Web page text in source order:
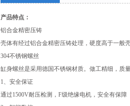
产品特点：
铝合金精密压铸
壳体有经过铝合金精密压铸处理，硬度高于一般
304不锈钢螺丝
缸身螺丝是采用德国不锈钢材质。做工精细，质量
1、安全保证
通过1500V耐压检测，F级绝缘电机，安全有保障